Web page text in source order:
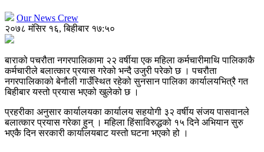
Our News Crew
२०७८ मंसिर १६, बिहीबार १७:५०
बाराको पचरौता नगरपालिकामा २२ वर्षीया एक महिला कर्मचारीमाथि पालिकाकै
कर्मचारीले बलात्कार प्रयास गरेको भन्दै उजुरी परेको छ । पचरौता
नगरपालिकाको बेनौली गाउँस्थित रहेको सुनसान पालिका कार्यालयभित्रै गत
बिहीबार यस्तो प्रयास भएको खुलेको छ ।
प्रहरीका अनुसार कार्यालयका कार्यालय सहयोगी ३२ वर्षीय संजय पासवानले
बलात्कार प्रयास गरेका हुन् । महिला हिंसाविरुद्धको १५ दिने अभियान सुरु
भएकै दिन सरकारी कार्यालयबाट यस्तो घटना भएको हो ।